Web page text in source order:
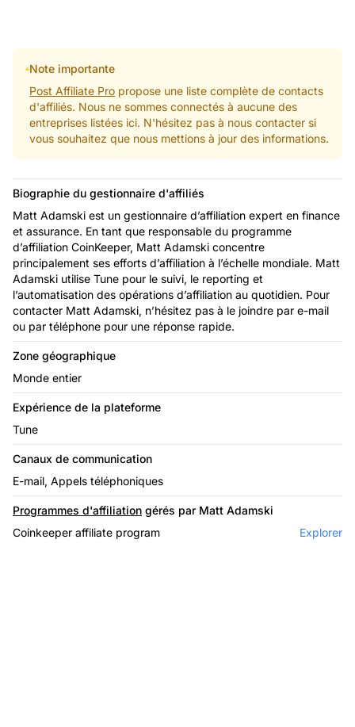
Note importante
Post Affiliate Pro propose une liste complète de contacts
d'affiliés. Nous ne sommes connectés à aucune des
entreprises listées ici. N'hésitez pas à nous contacter si
vous souhaitez que nous mettions à jour des informations.
Biographie du gestionnaire d'affiliés
Matt Adamski est un gestionnaire d’affiliation expert en finance
et assurance. En tant que responsable du programme
d’affiliation CoinKeeper, Matt Adamski concentre
principalement ses efforts d’affiliation à l’échelle mondiale. Matt
Adamski utilise Tune pour le suivi, le reporting et
l’automatisation des opérations d’affiliation au quotidien. Pour
contacter Matt Adamski, n’hésitez pas à le joindre par e-mail
ou par téléphone pour une réponse rapide.
Zone géographique
Monde entier
Expérience de la plateforme
Tune
Canaux de communication
E-mail, Appels téléphoniques
Programmes d'affiliation gérés par Matt Adamski
Coinkeeper affiliate program
Explorer